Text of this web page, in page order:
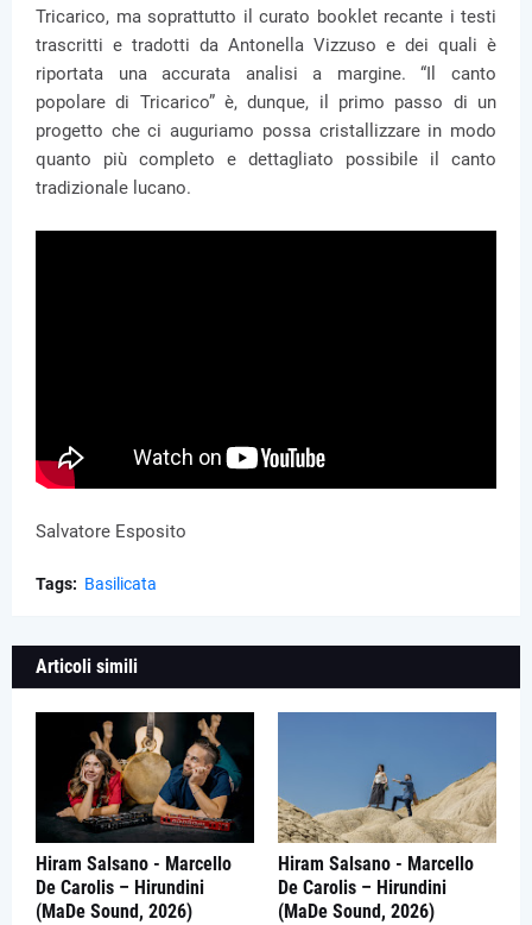
Tricarico, ma soprattutto il curato booklet recante i testi
trascritti e tradotti da Antonella Vizzuso e dei quali è
riportata una accurata analisi a margine. “Il canto
popolare di Tricarico” è, dunque, il primo passo di un
progetto che ci auguriamo possa cristallizzare in modo
quanto più completo e dettagliato possibile il canto
tradizionale lucano.
Salvatore Esposito
Tags: Basilicata
Articoli simili
Hiram Salsano - Marcello
De Carolis – Hirundini
(MaDe Sound, 2026)
Hiram Salsano - Marcello
De Carolis – Hirundini
(MaDe Sound, 2026)